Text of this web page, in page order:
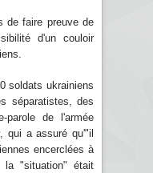
de faire preuve de
d'un couloir
soldats ukrainiens
séparatistes, des
parole de l'armée
qui a assuré qu'"il
encerclées à
la "situation" était